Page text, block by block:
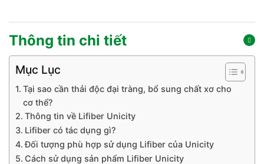
Thông tin chi tiết
Mục Lục
Tại sao cần thải độc đại tràng, bổ sung chất xơ cho
cơ thể?
Thông tin về Lifiber Unicity
Lifiber có tác dụng gì?
Đối tượng phù hợp sử dụng Lifiber của Unicity
Cách sử dụng sản phẩm Lifiber Unicity